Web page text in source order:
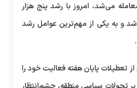
تومانی معامله می‌شد، امروز با رشد پنج هزار
۱۷۴ هزار تومان شد و به یکی از مهم‌ترین عوامل رشد
تعطیلات پایان هفته فعالیت خود را